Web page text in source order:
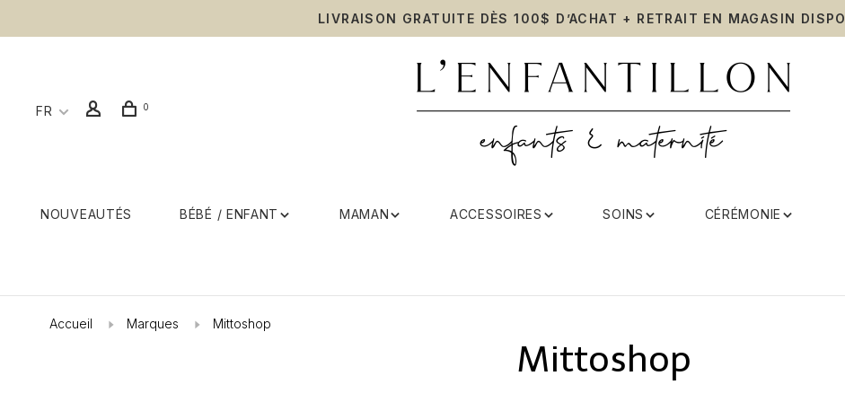
LIVRAISON GRATUITE DÈS 100$ D’ACHAT + RETRAIT EN MAGASIN
FR 0
NOUVEAUTÉS BÉBÉ / ENFANT MAMAN ACCESSOIRES SOINS CÉRÉMONIE
Accueil Marques Mittoshop
Mittoshop